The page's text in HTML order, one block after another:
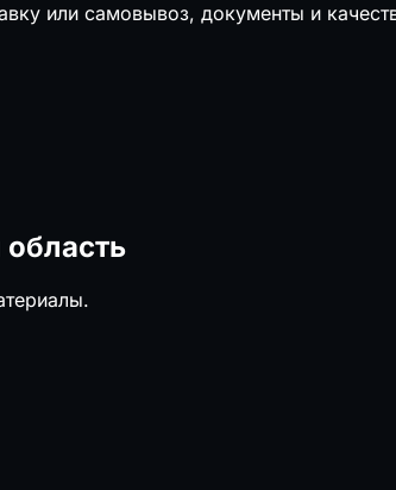
или самовывоз, документы и